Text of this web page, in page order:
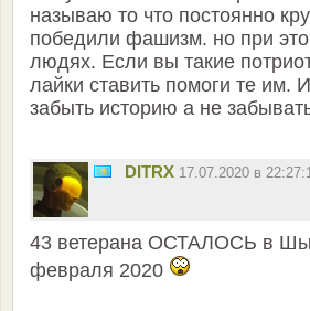
называю то что постоянно
победили фашизм. но при
людях. Если вы такие
лайки ставить помоги те им.
забыть историю а не
DITRX 17.07.2020 в
43 ветерана ОСТАЛОСЬ в
февраля 2020